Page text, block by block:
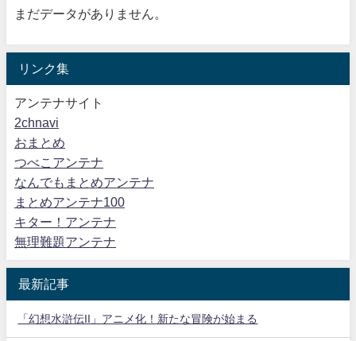
まだデータがありません。
リンク集
アンテナサイト
2chnavi
おまとめ
つべこアンテナ
なんでもまとめアンテナ
まとめアンテナ100
キター！アンテナ
無理難題アンテナ
最新記事
「幻想水滸伝II」アニメ化！新たな冒険が始まる